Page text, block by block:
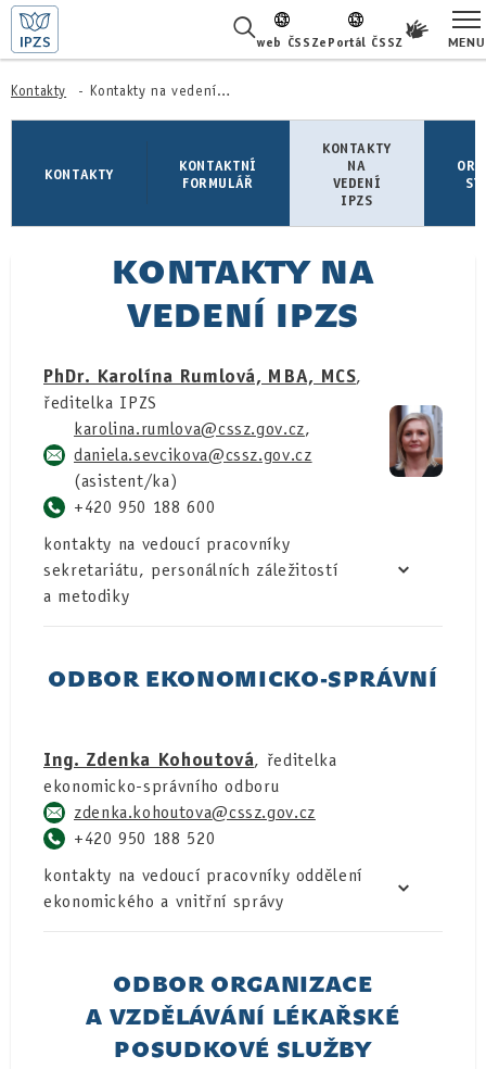
web ČSSZePortál ČSSZ MENU
ŽIVOTNÍ SITUACE
KONTAKTY
Kontakty Kontakty na vedení IPZS
KONTAKTY
KONTAKTNÍ
FORMULÁŘ
KONTAKTY
NA
VEDENÍ
IPZS
KONTAKTY NA
VEDENÍ IPZS
PhDr. Karolína Rumlová, MBA, MCS,
ředitelka IPZS
karolina.rumlova
,
daniela.sevcikova
(asistent/ka)
+420 950 188 600
kontakty na vedoucí pracovníky
sekretariátu, personálních záležitostí
a metodiky
ODBOR EKONOMICKO-SPRÁVNÍ
Ing. Zdenka Kohoutová, ředitelka
ekonomicko-správního odboru
zdenka.kohoutova
+420 950 188 520
kontakty na vedoucí pracovníky oddělení
ekonomického a vnitřní správy
ODBOR ORGANIZACE
A VZDĚLÁVÁNÍ LÉKAŘSKÉ
POSUDKOVÉ SLUŽBY